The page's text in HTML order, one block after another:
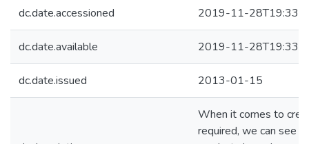
dc.date.accessioned 2019-11-
dc.date.available 2019-11-
dc.date.issued 2013-01-15
When it comes to
required, we can see